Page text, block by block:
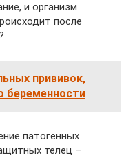
и организм
после
прививок,
беременности
патогенных
телец –